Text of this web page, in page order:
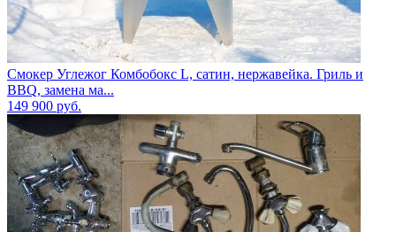
Смокер Углежог Комбобокс L, сатин, нержавейка. Гриль и
BBQ, замена ма...
149 900 руб.